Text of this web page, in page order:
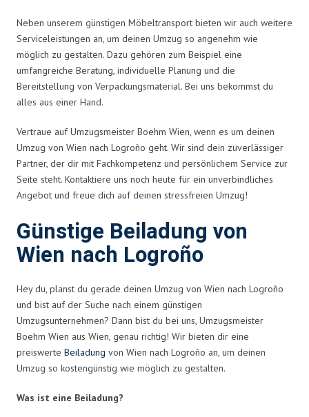
Neben unserem günstigen Möbeltransport bieten wir auch weitere
Serviceleistungen an, um deinen Umzug so angenehm wie
möglich zu gestalten. Dazu gehören zum Beispiel eine
umfangreiche Beratung, individuelle Planung und die
Bereitstellung von Verpackungsmaterial. Bei uns bekommst du
alles aus einer Hand.
Vertraue auf Umzugsmeister Boehm Wien, wenn es um deinen
Umzug von Wien nach Logroño geht. Wir sind dein zuverlässiger
Partner, der dir mit Fachkompetenz und persönlichem Service zur
Seite steht. Kontaktiere uns noch heute für ein unverbindliches
Angebot und freue dich auf deinen stressfreien Umzug!
Günstige Beiladung von
Wien nach Logroño
Hey du, planst du gerade deinen Umzug von Wien nach Logroño
und bist auf der Suche nach einem günstigen
Umzugsunternehmen? Dann bist du bei uns, Umzugsmeister
Boehm Wien aus Wien, genau richtig! Wir bieten dir eine
preiswerte Beiladung von Wien nach Logroño an, um deinen
Umzug so kostengünstig wie möglich zu gestalten.
Was ist eine Beiladung?